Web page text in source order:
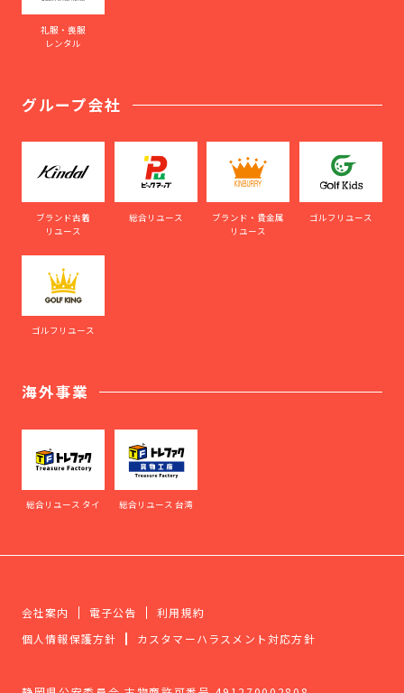
礼服・喪服
レンタル
グループ会社
ブランド古着
リユース
総合リユース
ブランド・貴金属
リユース
ゴルフリユース
ゴルフリユース
海外事業
総合リユース タイ 総合リユース 台湾
会社案内 電子公告
利用規約
個人情報保護方針
カスタマーハラスメント対応方針